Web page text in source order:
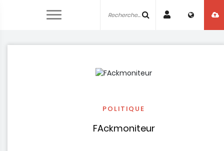
POLITIQUE
FAckmoniteur